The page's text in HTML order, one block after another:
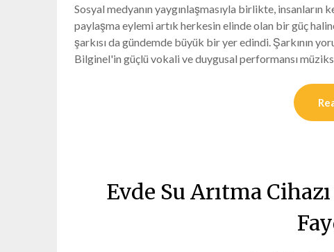
Sosyal medyanın yaygınlaşmasıyla birlikte,
paylaşma eylemi artık herkesin elinde olan bir güç
şarkısı da gündemde büyük bir yer edindi. Şarkının
Bilginel'in güçlü vokali ve duygusal performansı
Evde Su Arıtma